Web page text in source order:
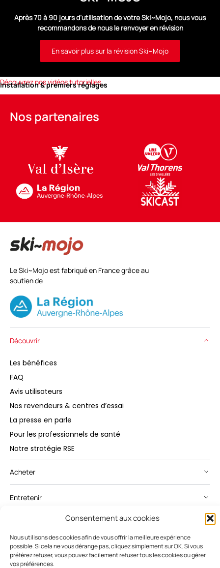
Consentement aux cookies
Nous utilisons des cookies afin de vous offrir la meilleure expérience
possible. Si cela ne vous dérange pas, cliquez simplement sur OK. Si vous
préférez refuser, vous pouvez facilement refuser tous les cookies ou gérer
vos préférences.
Après 70 à 90 jours d’utilisation de votre Ski~Mojo, nous vous
recommandons de nous le renvoyer en révision
En savoir plus sur la révision Ski~Mojo
Découvrez nos vidéos tutorielles
Installation & premiers réglages
Nos partenaires
Le Ski~Mojo est fabriqué en France grâce au
soutien de
Découvrir
Les bénéfices
FAQ
Avis utilisateurs
Nos revendeurs & centres d’essai
La presse en parle
Pour les professionnels de santé
Notre stratégie RSE
Acheter
Entretenir
Français